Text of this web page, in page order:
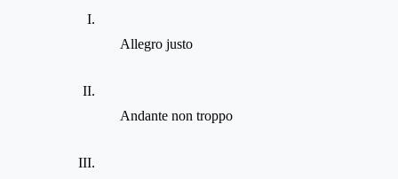
Allegro justo
Andante non troppo